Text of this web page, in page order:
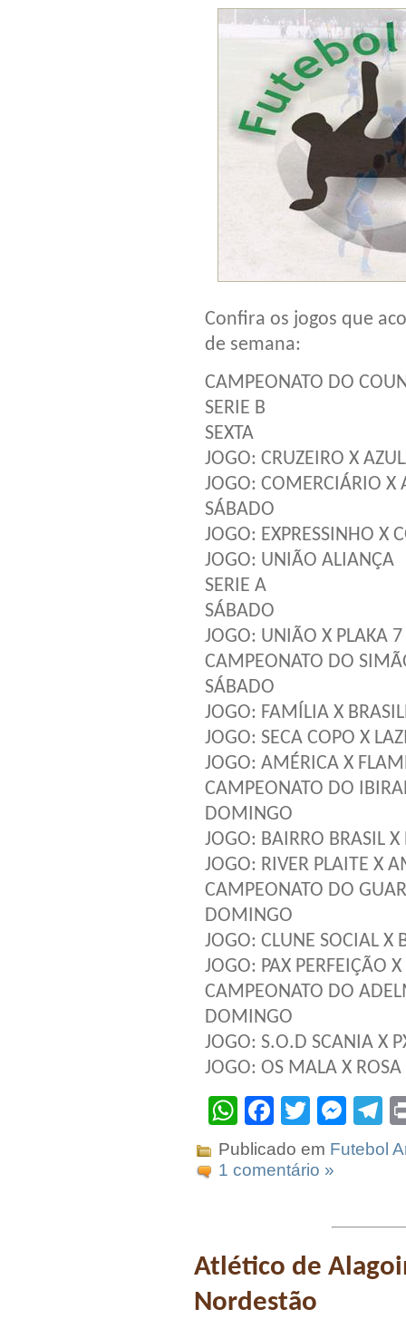
Confira os jogos que
de semana:
CAMPEONATO DO
SERIE B
SEXTA
JOGO: CRUZEIRO X
JOGO: COMERCIÁRIO X
SÁBADO
JOGO: EXPRESSINHO X
JOGO: UNIÃO ALIANÇA
SERIE A
SÁBADO
JOGO: UNIÃO X PLAKA 7
CAMPEONATO DO
SÁBADO
JOGO: FAMÍLIA X
JOGO: SECA COPO X
JOGO: AMÉRICA X
CAMPEONATO DO
DOMINGO
JOGO: BAIRRO BRASIL X
JOGO: RIVER PLAITE X
CAMPEONATO DO
DOMINGO
JOGO: CLUNE SOCIAL X
JOGO: PAX PERFEIÇÃO
CAMPEONATO DO
DOMINGO
JOGO: S.O.D SCANIA X
JOGO: OS MALA X ROSA
WhatsApp
Facebook
Twitter
Publicado em Futebol
1 comentário »
Atlético de
Nordestão